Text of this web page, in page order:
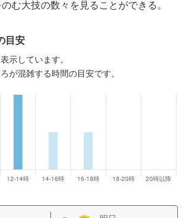
む大技の数々を見ることができる。
目安
示しています。
が混雑する時間の目安です。